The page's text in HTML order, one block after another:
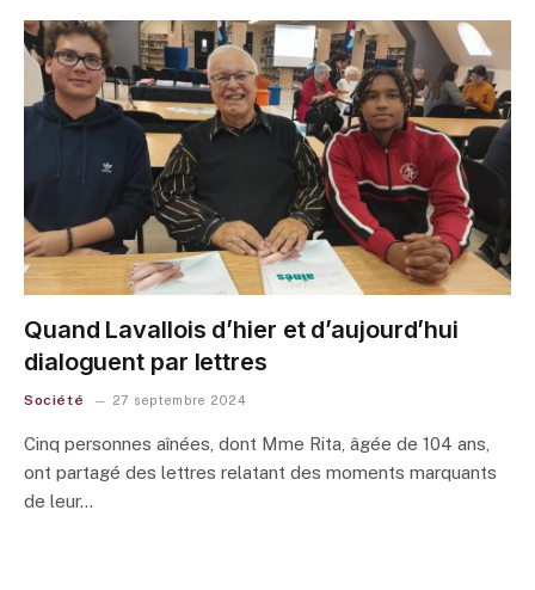
Quand Lavallois d’hier et d’aujourd’hui
dialoguent par lettres
Société 27 septembre 2024
Cinq personnes aînées, dont Mme Rita, âgée de 104 ans,
ont partagé des lettres relatant des moments marquants
de leur…